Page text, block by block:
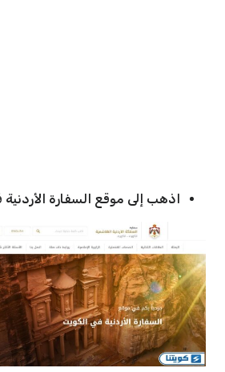
اذهب إلى موقع السفارة